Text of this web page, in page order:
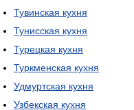
Тувинская кухня
Тунисская кухня
Турецкая кухня
Туркменская кухня
Удмуртская кухня
Узбекская кухня